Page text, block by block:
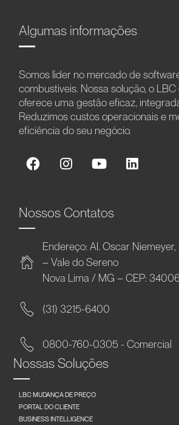
Algumas informações
Somos líder no mercado de
combustíveis. Nossa solução, o LBC
oferece uma gestão eficaz,
Reduzimos custos operacionais e
eficiência do seu negócio.
Nossos Contatos
Endereço: Al. Oscar
– Vale do Sereno
Nova Lima / MG – CEP:
(31) 3215-6400
0800-760-0305 - Comercial
Nossas Soluções
LBC MUDANÇA DE PREÇO
PORTAL DO CLIENTE
BUSINESS INTELLIGENCE